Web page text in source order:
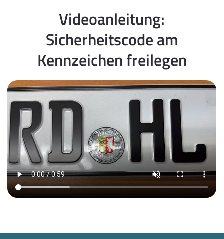
Videoanleitung:
Sicherheitscode am
Kennzeichen freilegen